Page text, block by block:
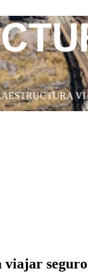
viajar seguro